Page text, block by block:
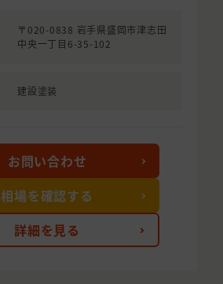
〒020-0838 岩手県盛岡市津志田
中央一丁目6-35-102
建設塗装
詳細を見る
お問い合わせ
相場を確認する